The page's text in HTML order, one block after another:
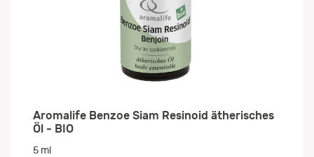
Aromalife Benzoe Siam Resinoid ätherisches
Öl - BIO
5 ml